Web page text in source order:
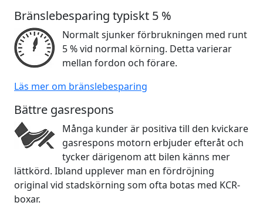
Bränslebesparing typiskt 5 %
Normalt sjunker förbrukningen med runt
5 % vid normal körning. Detta varierar
mellan fordon och förare.
Läs mer om bränslebesparing
Bättre gasrespons
Många kunder är positiva till den kvickare
gasrespons motorn erbjuder efteråt och
tycker därigenom att bilen känns mer
lättkörd. Ibland upplever man en fördröjning
original vid stadskörning som ofta botas med KCR-
boxar.